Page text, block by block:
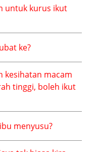
untuk kurus ikut
ke?
kesihatan macam
tinggi, boleh ikut
menyusu?